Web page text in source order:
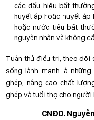
các dấu hiệu bất
huyết áp hoặc huyết
hoặc nước tiểu bất
nguyên nhân và không
Tuân thủ điều trị, theo
sống lành mạnh là
ghép, nâng cao chất
ghép và tuổi thọ cho người
CNĐD.